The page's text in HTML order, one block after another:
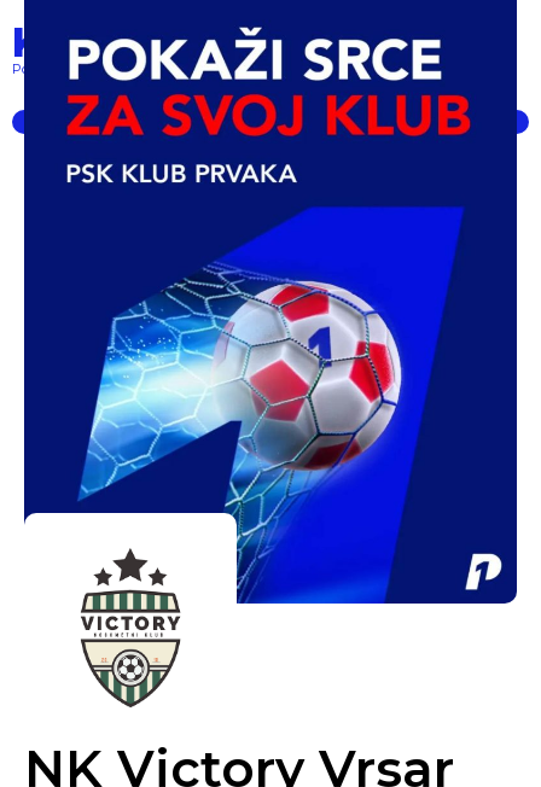
Klub prvaka
Pokret lokalnih klubova... powered by PSK
NK Victory Vrsar